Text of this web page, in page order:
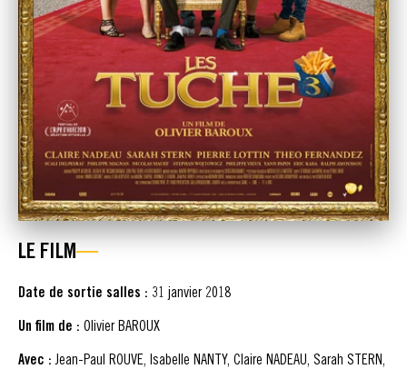
LE FILM
Date de sortie salles : 31 janvier 2018
Un film de : Olivier BAROUX
Avec : Jean-Paul ROUVE, Isabelle NANTY, Claire NADEAU, Sarah STERN,